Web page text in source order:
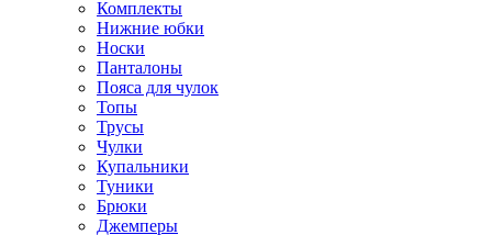
Комплекты
Нижние юбки
Носки
Панталоны
Поясa для чулок
Топы
Трусы
Чулки
Купальники
Туники
Брюки
Джемперы